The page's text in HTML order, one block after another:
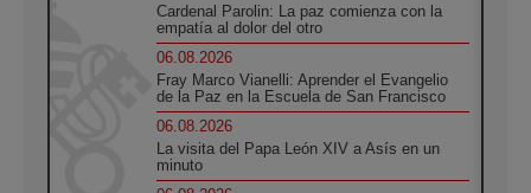
Cardenal Parolin: La paz comienza con la
empatía al dolor del otro
06.08.2026
Fray Marco Vianelli: Aprender el Evangelio
de la Paz en la Escuela de San Francisco
06.08.2026
La visita del Papa León XIV a Asís en un
minuto